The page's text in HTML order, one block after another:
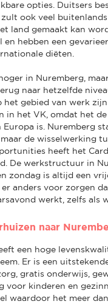
opties. Duitsers
ook veel
land gemaakt kan
en hebben een
diëten.
in Nuremberg,
naar hetzelfde
het gebied van werk
in het VK, omdat het
Europa is. Nuremberg
de wisselwerking
heeft het
De werkstructuur in
zondag is altijd een
anders voor zorgen
werkt, zelfs als
naar
een hoge
Er is een
gratis onderwijs,
voor kinderen en
waardoor het meer